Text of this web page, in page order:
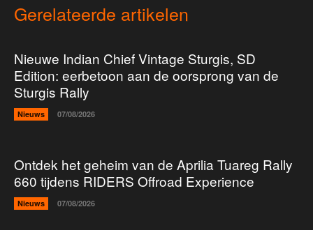
Gerelateerde artikelen
Nieuwe Indian Chief Vintage Sturgis, SD
Edition: eerbetoon aan de oorsprong van de
Sturgis Rally
Nieuws 07/08/2026
Ontdek het geheim van de Aprilia Tuareg Rally
660 tijdens RIDERS Offroad Experience
Nieuws 07/08/2026